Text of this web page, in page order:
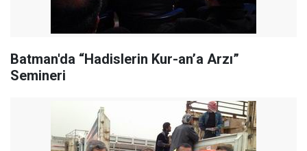
Batman'da “Hadislerin Kur-an’a Arzı”
Semineri